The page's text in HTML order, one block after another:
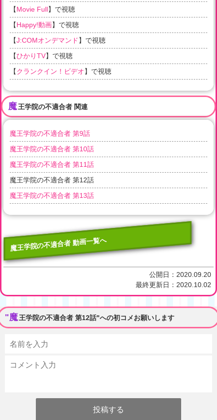
【Movie Full】で視聴
【Happy!動画】で視聴
【J:COMオンデマンド 】で視聴
【ひかりTV】で視聴
【クランクイン！ビデオ】で視聴
魔王学院の不適合者 関連
魔王学院の不適合者 第9話
魔王学院の不適合者 第10話
魔王学院の不適合者 第11話
魔王学院の不適合者 第12話
魔王学院の不適合者 第13話
魔王学院の不適合者 動画一覧へ
公開日： 2020.09.20
最終更新日： 2020.10.02
"魔王学院の不適合者 第12話"への初コメお願いします